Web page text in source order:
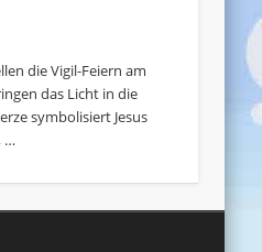
die Vigil-Feiern am
das Licht in die
symbolisiert Jesus
…